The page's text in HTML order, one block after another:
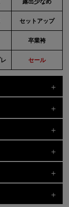
セットアップ
卒業袴
セール